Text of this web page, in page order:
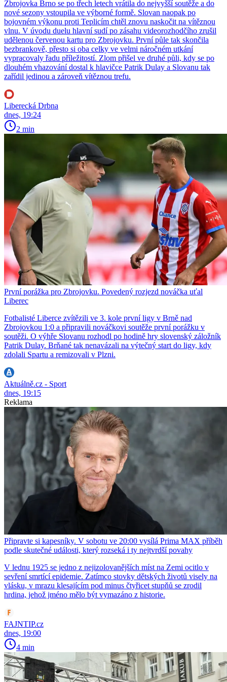
Zbrojovka Brno se po třech letech vrátila do nejvyšší soutěže a do
nové sezony vstoupila ve výborné formě. Slovan naopak po
bojovném výkonu proti Teplicím chtěl znovu naskočit na vítěznou
vlnu. V úvodu duelu hlavní sudí po zásahu videorozhodčího zrušil
udělenou červenou kartu pro Zbrojovku. První půle tak skončila
bezbrankově, přesto si oba celky ve velmi náročném utkání
vypracovaly řadu příležitostí. Zlom přišel ve druhé půli, kdy se po
dlouhém vhazování dostal k hlavičce Patrik Dulay a Slovanu tak
zařídil jedinou a zároveň vítěznou trefu.
Liberecká Drbna
dnes, 19:24
2 min
První porážka pro Zbrojovku. Povedený rozjezd nováčka uťal
Liberec
Fotbalisté Liberce zvítězili ve 3. kole první ligy v Brně nad
Zbrojovkou 1:0 a připravili nováčkovi soutěže první porážku v
soutěži. O výhře Slovanu rozhodl po hodině hry slovenský záložník
Patrik Dulay. Brňané tak nenavázali na výtečný start do ligy, kdy
zdolali Spartu a remizovali v Plzni.
Aktuálně.cz - Sport
dnes, 19:15
Reklama
Připravte si kapesníky. V sobotu ve 20:00 vysílá Prima MAX příběh
podle skutečné události, který rozseká i ty nejtvrdší povahy
V lednu 1925 se jedno z nejizolovanějších míst na Zemi ocitlo v
sevření smrtící epidemie. Zatímco stovky dětských životů visely na
vlásku, v mrazu klesajícím pod minus čtyřicet stupňů se zrodil
hrdina, jehož jméno mělo být vymazáno z historie.
FAJNTIP.cz
dnes, 19:00
4 min